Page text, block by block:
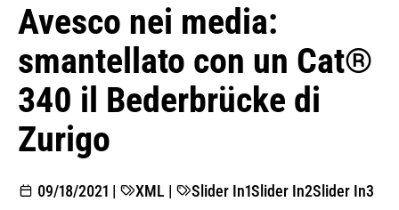
Avesco nei media:
smantellato con un Cat®
340 il Bederbrücke di
Zurigo
09/18/2021 | XML | Slider In1Slider In2Slider In3